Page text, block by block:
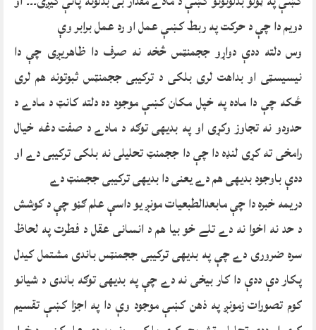
دویم دا چې د حرکت په ربط کښې عمل او رد عمل برابر وې
وس دلته ددې دواړو ججمنټس څخه نه صرف دا ظاهریږی چې دا
نیسیسټی او بداهت لری بلکی د ترکیبی ججمنټس ثبوتونه هم لری
ځکه چې دا ماده په خپل مکان کښې موجود ده دلته کانټ د مادے د
حدودو نه تجاوز وکړی او په بدیهی توګه د مادے د صفت دغه خیال
رامخی ته کړی لنډه دا چې دا ججمنټ تحلیلی نه بلکی ترکیبی دے او
ددې باوجود بدیهی هم دے یعنی دا بدیهی ترکیبی ججمنټ دے
دریمه خبره دا چې مابعدالطبعیات مونږ یو داسې علم ګڼو چې د کوشش
د حد نه اخوا نه دے تلے خو بیا هم د انسانی عقل د فطرت په لحاظ
سره ضروری دے چې په بدیهی ترکیبی ججمنټس باندی مشتمل کیدل
پکار دې ددې دا کار بیخی نه دے چې په بدیهی توګه باندی د شیانو
کوم تصورات زمونږ په ذهن کښې موجود وې دا په اجزا کښې تقسیم